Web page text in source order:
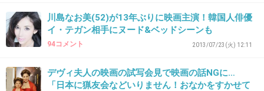
泣けば許してもらえるって言ってた子ね
+33
37. 匿名2014/05/04(日) 10:56:32
川島なお美(52)が13年ぶりに映画主演！韓国人俳優
イ・テガン相手にヌード&ベッドシーンも
94コメント 2013/07/23(火) 12:11
デヴィ夫人の映画の試写会見で映画の話NGに…
「日本に猟友会などいりません！おなかをすかせて